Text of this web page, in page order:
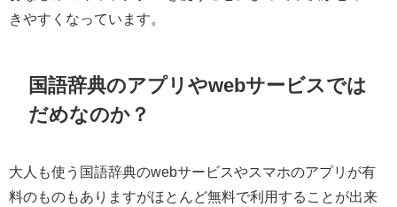
きやすくなっています。
国語辞典のアプリやwebサービスでは
だめなのか？
大人も使う国語辞典のwebサービスやスマホのアプリが有
料のものもありますがほとんど無料で利用することが出来